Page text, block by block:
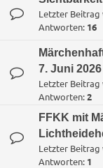
Letzter Beitrag
Antworten: 16
7. Juni 2026
Letzter Beitrag
Antworten:2
FFKK mit
Letzter Beitrag
Antworten: 1